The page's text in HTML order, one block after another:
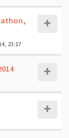
23:17